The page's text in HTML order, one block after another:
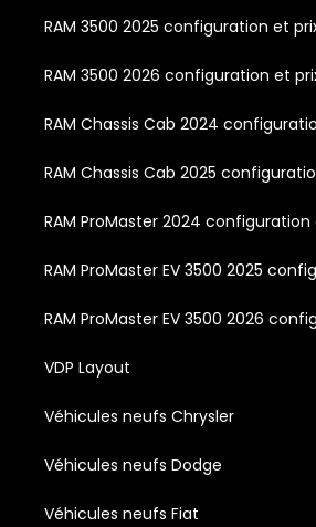
RAM 3500 2025 configuration et
RAM 3500 2026 configuration et
RAM Chassis Cab 2024
RAM Chassis Cab 2025
RAM ProMaster 2024 configuration
RAM ProMaster EV 3500 2025
RAM ProMaster EV 3500 2026
VDP Layout
Véhicules neufs Chrysler
Véhicules neufs Dodge
Véhicules neufs Fiat